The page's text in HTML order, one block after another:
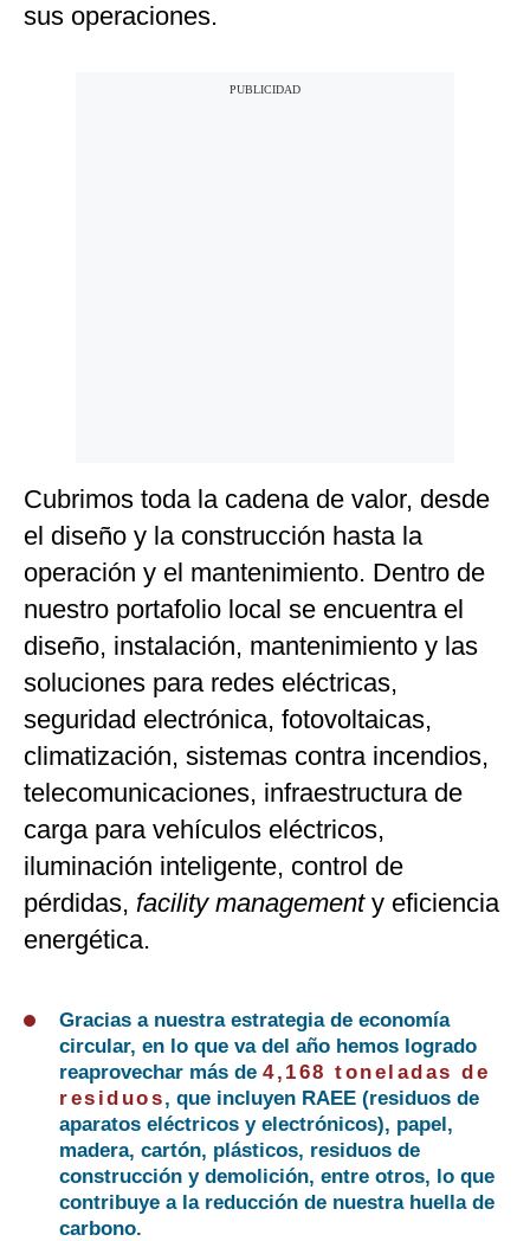
sus operaciones.
Cubrimos toda la cadena de valor, desde
el diseño y la construcción hasta la
operación y el mantenimiento. Dentro de
nuestro portafolio local se encuentra el
diseño, instalación, mantenimiento y las
soluciones para redes eléctricas,
seguridad electrónica, fotovoltaicas,
climatización, sistemas contra incendios,
telecomunicaciones, infraestructura de
carga para vehículos eléctricos,
iluminación inteligente, control de
pérdidas, facility managementy eficiencia
energética.
Gracias a nuestra estrategia de economía
circular, en lo que va del año hemos logrado
reaprovechar más de 4,168 toneladas de
residuos, que incluyen RAEE (residuos de
aparatos eléctricos y electrónicos), papel,
madera, cartón, plásticos, residuos de
construcción y demolición, entre otros, lo que
contribuye a la reducción de nuestra huella de
carbono.